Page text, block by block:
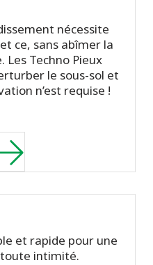
nécessite
ce, sans abîmer la
Techno Pieux
le sous-sol et
n’est requise !
et rapide pour une
intimité.